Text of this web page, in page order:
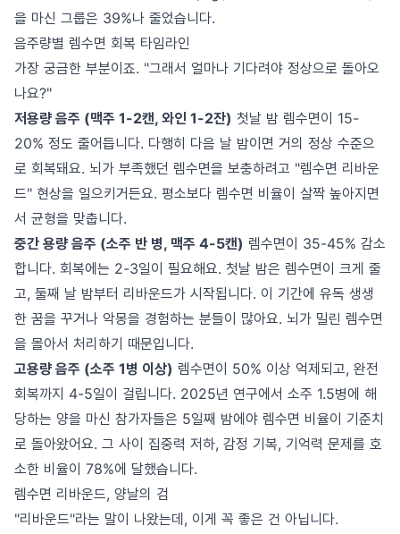
을 마신 그룹은 39%나 줄었습니다.
음주량별 렘수면 회복 타임라인
가장 궁금한 부분이죠. "그래서 얼마나 기다려야 정상으로 돌아오
나요?"
저용량 음주 (맥주 1-2캔, 와인 1-2잔) 첫날 밤 렘수면이 15-
20% 정도 줄어듭니다. 다행히 다음 날 밤이면 거의 정상 수준으
로 회복돼요. 뇌가 부족했던 렘수면을 보충하려고 "렘수면 리바운
드" 현상을 일으키거든요. 평소보다 렘수면 비율이 살짝 높아지면
서 균형을 맞춥니다.
중간 용량 음주 (소주 반 병, 맥주 4-5캔) 렘수면이 35-45% 감소
합니다. 회복에는 2-3일이 필요해요. 첫날 밤은 렘수면이 크게 줄
고, 둘째 날 밤부터 리바운드가 시작됩니다. 이 기간에 유독 생생
한 꿈을 꾸거나 악몽을 경험하는 분들이 많아요. 뇌가 밀린 렘수면
을 몰아서 처리하기 때문입니다.
고용량 음주 (소주 1병 이상) 렘수면이 50% 이상 억제되고, 완전
회복까지 4-5일이 걸립니다. 2025년 연구에서 소주 1.5병에 해
당하는 양을 마신 참가자들은 5일째 밤에야 렘수면 비율이 기준치
로 돌아왔어요. 그 사이 집중력 저하, 감정 기복, 기억력 문제를 호
소한 비율이 78%에 달했습니다.
렘수면 리바운드, 양날의 검
"리바운드"라는 말이 나왔는데, 이게 꼭 좋은 건 아닙니다.